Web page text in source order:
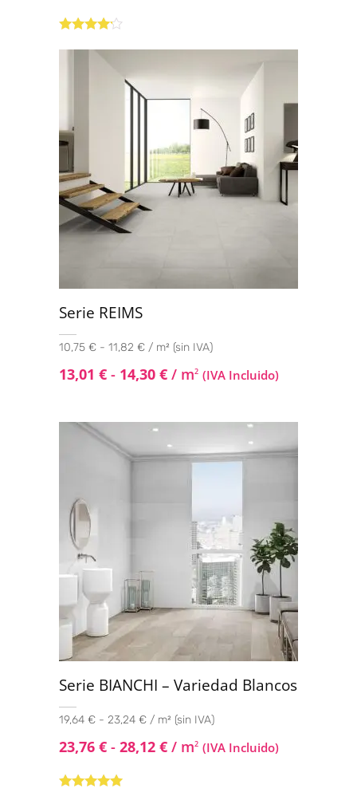
con4.00
Serie REIMS
10,75 € - 11,82 € / m² (sin IVA)
13,01 € - 14,30 € / m2 (IVA Incluido)
Serie BIANCHI – Variedad Blancos
19,64 € - 23,24 € / m² (sin IVA)
23,76 € - 28,12 € / m2 (IVA Incluido)